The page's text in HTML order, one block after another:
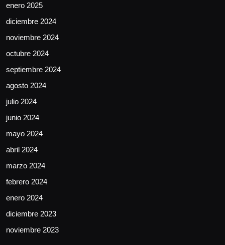
enero 2025
diciembre 2024
noviembre 2024
octubre 2024
septiembre 2024
agosto 2024
julio 2024
junio 2024
mayo 2024
abril 2024
marzo 2024
febrero 2024
enero 2024
diciembre 2023
noviembre 2023